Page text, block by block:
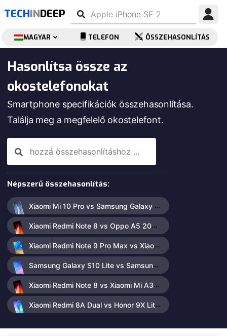
TECHINDEEP
MAGYAR TELEFON ÖSSZEHASONLÍTÁS
Hasonlítsa össze az
okostelefonokat
Smartphone specifikációk összehasonlítása.
Találja meg a megfelelő okostelefont.
Népszerű összehasonlítás:
Xiaomi Mi 10 Pro vs Samsung Galaxy S20 Ultra 5G
Xiaomi Redmi Note 8 vs Oppo A5 2020
Xiaomi Redmi Note 9 Pro Max vs Xiaomi Redmi Note 9 Pro
Samsung Galaxy S10 Lite vs Samsung Galaxy Note 10 Lite
Xiaomi Redmi Note 8 vs Xiaomi Mi A3
Xiaomi Redmi 8A Dual vs Honor 9X Lite